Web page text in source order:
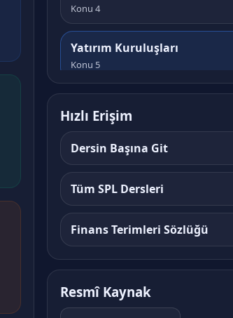
Konu 4
Yatırım Kuruluşları
Konu 5
Faaliyetleri (Detaylı Ayrım)
Halka Arz Süreci ve Mantığı
Konu 7
Yatırımcı Türleri ve Risk
Kavramı
Konu 8
Pay Piyasası (Hisse Senetleri)
Hızlı Erişim
Dersin Başına Git
Tüm SPL Dersleri
Finans Terimleri Sözlüğü
Resmî Kaynak